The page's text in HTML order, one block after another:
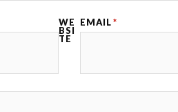
EMAIL *
WE
BSI
TE